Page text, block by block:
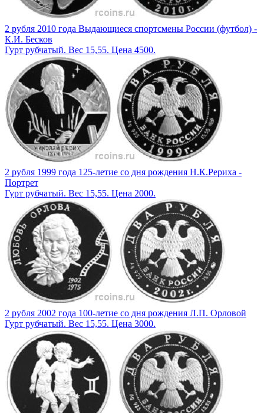
2 рубля 2010 года Выдающиеся спортсмены России (футбол) -
К.И. Бесков
Гурт рубчатый. Вес 15,55. Цена 4500.
2 рубля 1999 года 125-летие со дня рождения Н.К.Рериха -
Портрет
Гурт рубчатый. Вес 15,55. Цена 2000.
2 рубля 2002 года 100-летие со дня рождения Л.П. Орловой
Гурт рубчатый. Вес 15,55. Цена 3000.